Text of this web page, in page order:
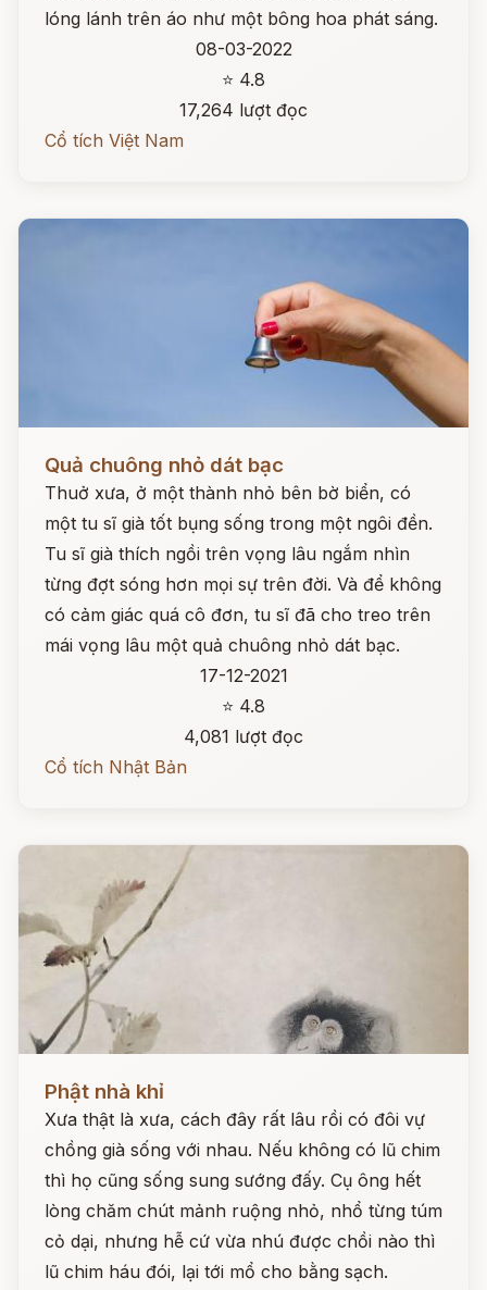
lóng lánh trên áo như một bông hoa phát sáng.
08-03-2022
⭐ 4.8
17,264 lượt đọc
Cổ tích Việt Nam
Quả chuông nhỏ dát bạc
Thuở xưa, ở một thành nhỏ bên bờ biển, có
một tu sĩ già tốt bụng sống trong một ngôi đền.
Tu sĩ già thích ngồi trên vọng lâu ngắm nhìn
từng đợt sóng hơn mọi sự trên đời. Và để không
có cảm giác quá cô đơn, tu sĩ đã cho treo trên
mái vọng lâu một quả chuông nhỏ dát bạc.
17-12-2021
⭐ 4.8
4,081 lượt đọc
Cổ tích Nhật Bản
Phật nhà khỉ
Xưa thật là xưa, cách đây rất lâu rồi có đôi vự
chồng già sống với nhau. Nếu không có lũ chim
thì họ cũng sống sung sướng đấy. Cụ ông hết
lòng chăm chút mảnh ruộng nhỏ, nhổ từng túm
cỏ dại, nhưng hễ cứ vừa nhú được chồi nào thì
lũ chim háu đói, lại tới mổ cho bằng sạch.